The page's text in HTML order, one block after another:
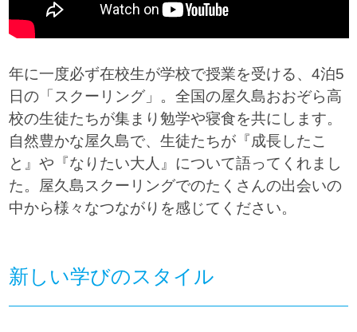
年に一度必ず在校生が学校で授業を受ける、4泊5
日の「スクーリング」。全国の屋久島おおぞら高
校の生徒たちが集まり勉学や寝食を共にします。
自然豊かな屋久島で、生徒たちが『成長したこ
と』や『なりたい大人』について語ってくれまし
た。屋久島スクーリングでのたくさんの出会いの
中から様々なつながりを感じてください。
新しい学びのスタイル